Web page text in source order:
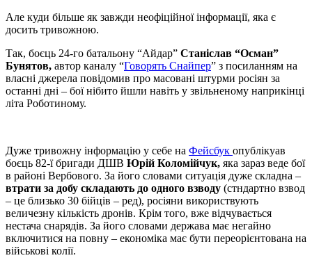
Але куди більше як завжди неофіційної інформації, яка є
досить тривожною.
Так, боєць 24-го батальону “Айдар” Станіслав “Осман”
Бунятов, автор каналу “Говорять Снайпер” з посиланням на
власні джерела повідомив про масовані штурми росіян за
останні дні – бої нібито йшли навіть у звільненому наприкінці
літа Роботиному.
Дуже тривожну інформацію у себе на Фейсбук опублікуав
боєць 82-ї бригади ДШВ Юрій Коломійчук, яка зараз веде бої
в районі Вербового. За його словами ситуація дуже складна –
втрати за добу складають до одного взводу (стндартно взвод
– це близько 30 бійців – ред), росіяни використвують
величезну кількість дронів. Крім того, вже відчувається
нестача снарядів. За його словами держава має негайно
включитися на повну – економіка має бути переорієнтована на
військові колії.